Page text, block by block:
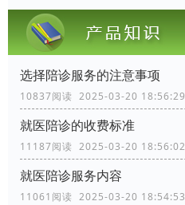
选择陪诊服务的注意事项
10837阅读 2025-03-20 18:56:29
就医陪诊的收费标准
11187阅读 2025-03-20 18:56:02
就医陪诊服务内容
11061阅读 2025-03-20 18:54:53